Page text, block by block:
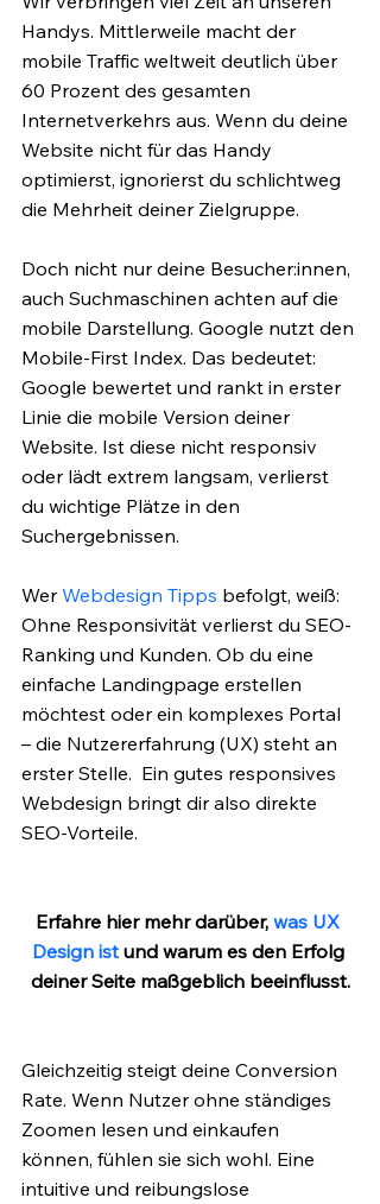
Handys. Mittlerweile macht der
mobile Traffic weltweit deutlich über
60 Prozent des gesamten
Internetverkehrs aus. Wenn du deine
Website nicht für das Handy
optimierst, ignorierst du schlichtweg
die Mehrheit deiner Zielgruppe.
Doch nicht nur deine Besucher:innen,
auch Suchmaschinen achten auf die
mobile Darstellung. Google nutzt den
Mobile-First Index. Das bedeutet:
Google bewertet und rankt in erster
Linie die mobile Version deiner
Website. Ist diese nicht responsiv
oder lädt extrem langsam, verlierst
du wichtige Plätze in den
Suchergebnissen.
Wer Webdesign Tipps befolgt, weiß:
Ohne Responsivität verlierst du SEO-
Ranking und Kunden. Ob du eine
einfache Landingpage erstellen
möchtest oder ein komplexes Portal
– die Nutzererfahrung (UX) steht an
erster Stelle.  Ein gutes responsives
Webdesign bringt dir also direkte
SEO-Vorteile.
Erfahre hier mehr darüber, was UX
Design ist und warum es den Erfolg
deiner Seite maßgeblich beeinflusst.
Gleichzeitig steigt deine Conversion
Rate. Wenn Nutzer ohne ständiges
Zoomen lesen und einkaufen
können, fühlen sie sich wohl. Eine
intuitive und reibungslose